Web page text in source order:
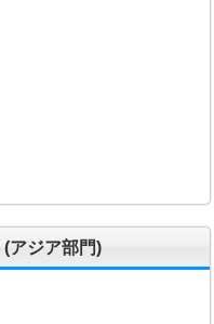
アジア部門)